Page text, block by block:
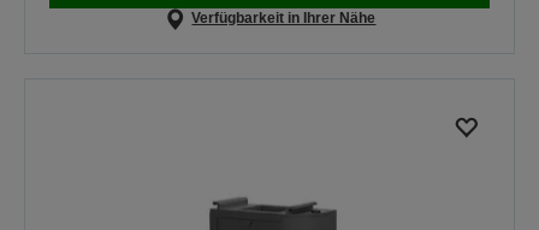
Verfügbarkeit in Ihrer Nähe